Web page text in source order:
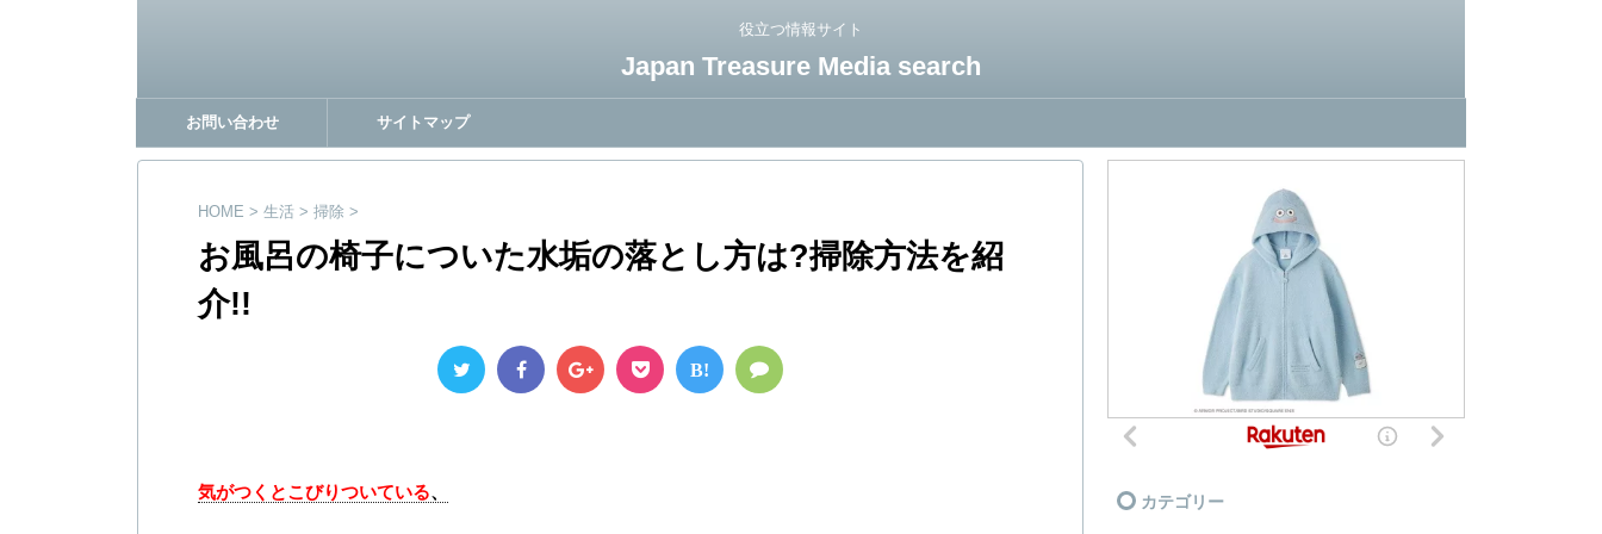
役立つ情報サイト
Japan Treasure Media search
お問い合わせ サイトマップ
HOME > 生活 > 掃除 >
お風呂の椅子についた水垢の落とし方は?掃除方法を紹
介!!
B!
気がつくとこびりついている、 カテゴリー